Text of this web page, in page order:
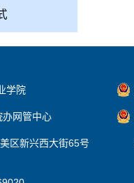
学院
办网管中心
区新兴西大街65号